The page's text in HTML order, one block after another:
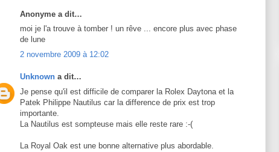
Anonyme a dit…
moi je l'a trouve à tomber ! un rêve ... encore plus avec phase
de lune
2 novembre 2009 à 12:02
Unknown a dit…
Je pense qu'il est difficile de comparer la Rolex Daytona et la
Patek Philippe Nautilus car la difference de prix est trop
importante.
La Nautilus est sompteuse mais elle reste rare :-(
La Royal Oak est une bonne alternative plus abordable.